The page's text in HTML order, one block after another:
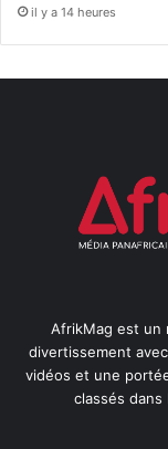
il y a 14 heures
AfrikMag est un
divertissement
vidéos et une
classés dans